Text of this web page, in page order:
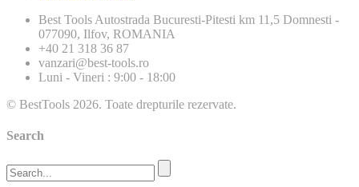
Best Tools Autostrada Bucuresti-Pitesti km 11,5 Domnesti -
077090, Ilfov, ROMANIA
+40 21 318 36 87
vanzari@best-tools.ro
Luni - Vineri : 9:00 - 18:00
© BestTools 2026. Toate drepturile rezervate.
Search